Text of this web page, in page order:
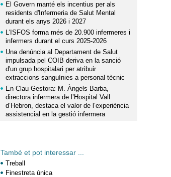
El Govern manté els incentius per als
residents d'Infermeria de Salut Mental
durant els anys 2026 i 2027
L'ISFOS forma més de 20.900 infermeres i
infermers durant el curs 2025-2026
Una denúncia al Departament de Salut
impulsada pel COIB deriva en la sanció
d'un grup hospitalari per atribuir
extraccions sanguínies a personal tècnic
En Clau Gestora: M. Àngels Barba,
directora infermera de l’Hospital Vall
d’Hebron, destaca el valor de l’experiència
assistencial en la gestió infermera
També et pot interessar ...
Treball
Finestreta única